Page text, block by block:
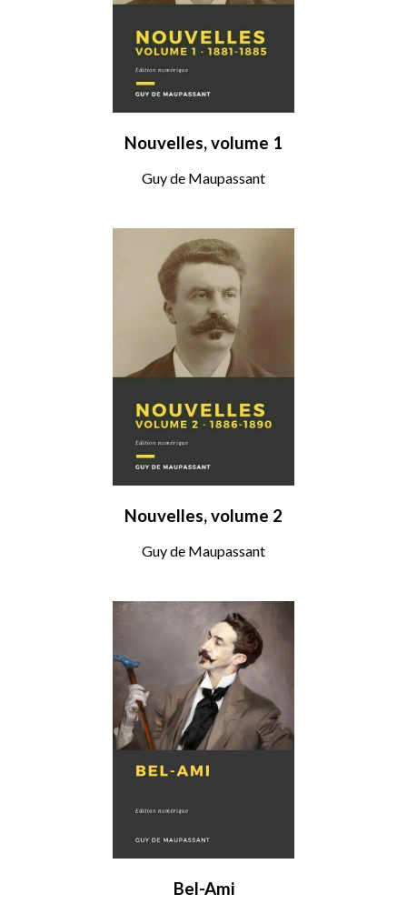
Nouvelles, volume 1
Guy de Maupassant
Nouvelles, volume 2
Guy de Maupassant
Bel-Ami